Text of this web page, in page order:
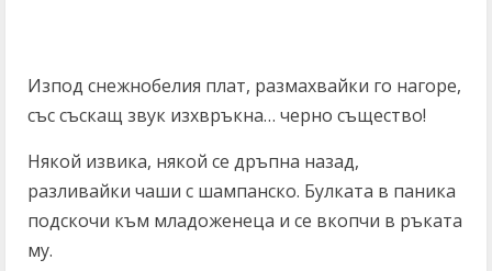
Изпод снежнобелия плат, размахвайки го нагоре,
със съскащ звук изхвръкна… черно същество!
Някой извика, някой се дръпна назад,
разливайки чаши с шампанско. Булката в паника
подскочи към младоженеца и се вкопчи в ръката
му.